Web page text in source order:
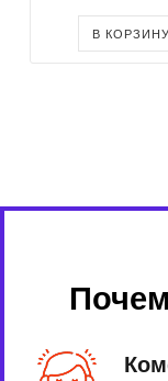
В КОРЗИНУ